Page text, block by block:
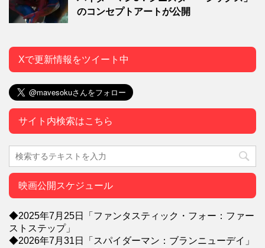
のコンセプトアートが公開
Xで更新情報をツイート中
サイト内検索はこちら
映画公開スケジュール
◆2025年7月25日「ファンタスティック・フォー：ファー
ストステップ」
◆2026年7月31日「スパイダーマン：ブランニューデイ」